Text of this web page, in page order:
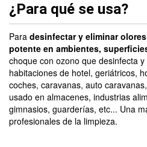
¿Para qué se usa?
Para desinfectar y eliminar
potente en ambientes,
choque con ozono que desinfecta
habitaciones de hotel, geriátricos,
coches, caravanas, auto
usado en almacenes, industrias
gimnasios, guarderías, etc... Una
profesionales de la limpieza.